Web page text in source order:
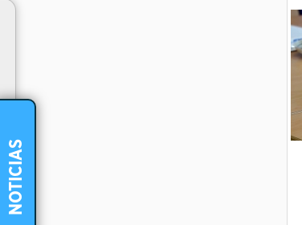
NOTICIAS